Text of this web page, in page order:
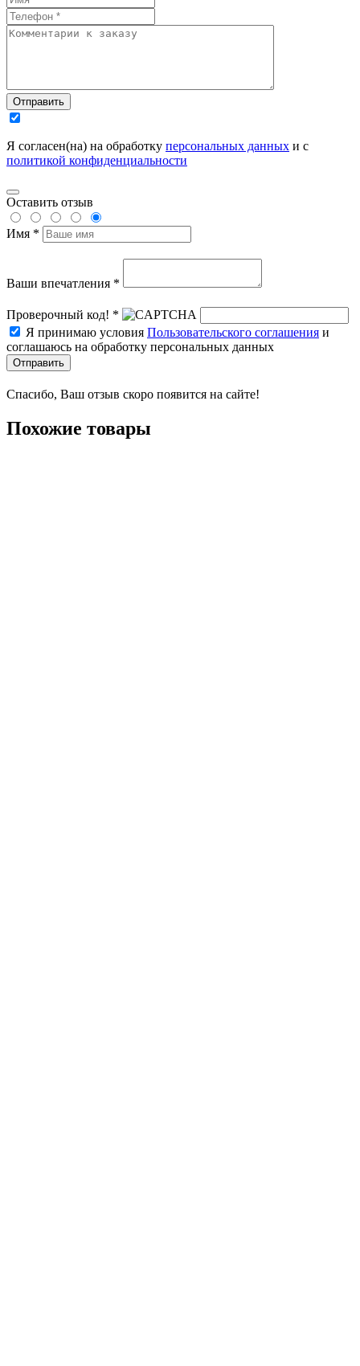
Отправить
Я согласен(на) на обработку персональных данных и с
политикой конфиденциальности
Оставить отзыв
Имя *
Ваши впечатления *
Проверочный код! *
Я принимаю условия Пользовательского соглашения и
соглашаюсь на обработку персональных данных
Отправить
Спасибо, Ваш отзыв скоро появится на сайте!
Похожие товары